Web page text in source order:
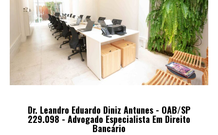
Dr. Leandro Eduardo Diniz Antunes - OAB/SP
229.098 - Advogado Especialista Em Direito
Bancário